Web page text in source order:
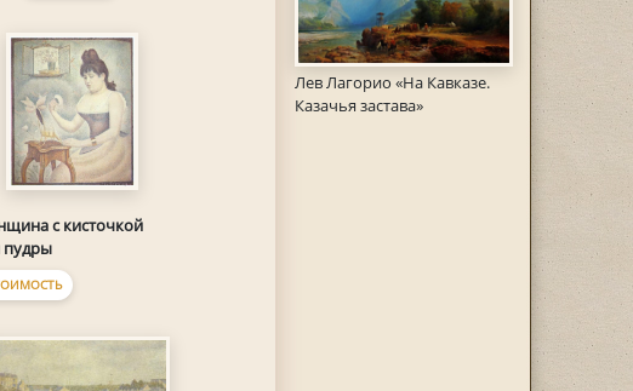
Лев Лагорио «На Кавказе.
Казачья застава»
с кисточкой
пудры